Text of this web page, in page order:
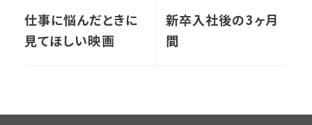
仕事に悩んだときに
見てほしい映画
新卒入社後の3ヶ月
間